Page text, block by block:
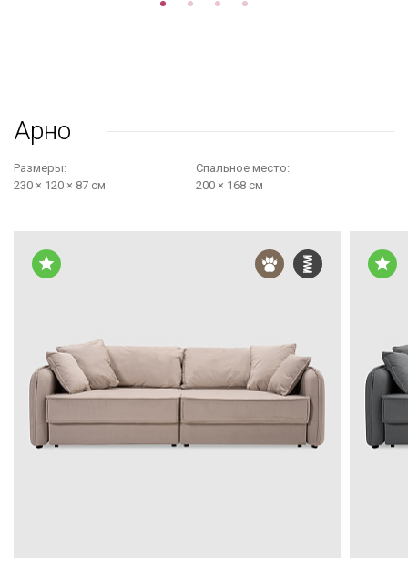
Арно
Размеры:
230 × 120 × 87 см
Cпальное место:
200 × 168 см